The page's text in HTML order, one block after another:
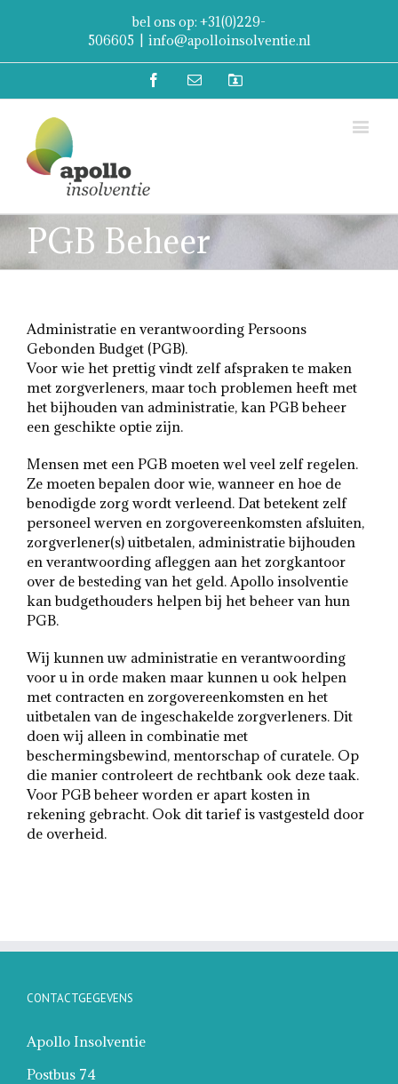
bel ons op: +31(0)229-
506605
info@apolloinsolventie.nl
FacebookEmailMijn
PGB Beheer
Administratie en verantwoording Persoons
Gebonden Budget (PGB).
Voor wie het prettig vindt zelf afspraken te maken
met zorgverleners, maar toch problemen heeft met
het bijhouden van administratie, kan PGB beheer
een geschikte optie zijn.
Mensen met een PGB moeten wel veel zelf regelen.
Ze moeten bepalen door wie, wanneer en hoe de
benodigde zorg wordt verleend. Dat betekent zelf
personeel werven en zorgovereenkomsten afsluiten,
zorgverlener(s) uitbetalen, administratie bijhouden
en verantwoording afleggen aan het zorgkantoor
over de besteding van het geld. Apollo insolventie
kan budgethouders helpen bij het beheer van hun
PGB.
Wij kunnen uw administratie en verantwoording
voor u in orde maken maar kunnen u ook helpen
met contracten en zorgovereenkomsten en het
uitbetalen van de ingeschakelde zorgverleners. Dit
doen wij alleen in combinatie met
beschermingsbewind, mentorschap of curatele. Op
die manier controleert de rechtbank ook deze taak.
Voor PGB beheer worden er apart kosten in
rekening gebracht. Ook dit tarief is vastgesteld door
de overheid.
CONTACTGEGEVENS
Apollo Insolventie
Postbus 74